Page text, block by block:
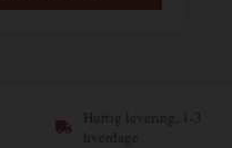
Hurtig levering, 1-3
hverdage